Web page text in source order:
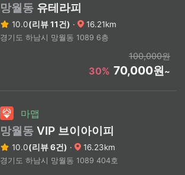
망월동 유테라피
10.0(리뷰 11건) · 16.21km
경기도 하남시 망월동 1089 6층
100,000원
30% 70,000원~
마맵
망월동 VIP 브이아이피
10.0(리뷰 6건) · 16.23km
경기도 하남시 망월동 1089 404호